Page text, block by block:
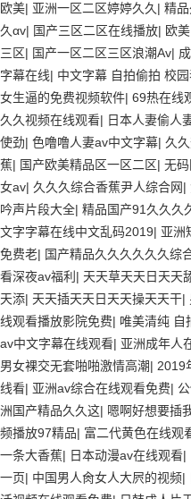
欧美| 亚洲一区二区婷婷久久 | 精
久αv| 国产三区二区在线播放| 欧
三区| 国产一区二区三区浪潮Av|
字幕在线| 中文字幕 自拍偷拍 校
女生逼的免费视频软件| 69热在线
久久视频在线观看| 日本人妻偷人
使劲| 色噜噜人妻av中文字幕| 久
蕉| 国产欧美精品区一区二区| 无
女av| 久久久综合香蕉尹人综合网|
吟声片段大全| 精品国产91久久久
文字字幕在线中文乱码2019| 亚洲
免费老| 国产精品久久久久久久综
看深夜av福利 | 天天草天天日天天
天添| 天天插天天日天天操天天干|
线观看播放影院免费| 唯美清纯 自
av中文字幕在线观看| 亚洲成年人
男女裸交无套啪啪激情高潮| 2019
线看| 亚洲av综合在线观看免费|
洲国产精品久久这| 嗯啊好想要插
频播放97精品| 富二代黄色在线观
一条大香蕉| 日本动漫av在线观看|
一页| 中国男人肏女人大屄的视频|